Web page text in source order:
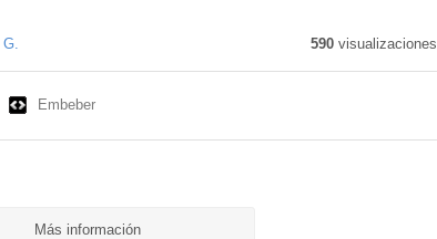
G. 590visualizaciones
Embeber
Más información